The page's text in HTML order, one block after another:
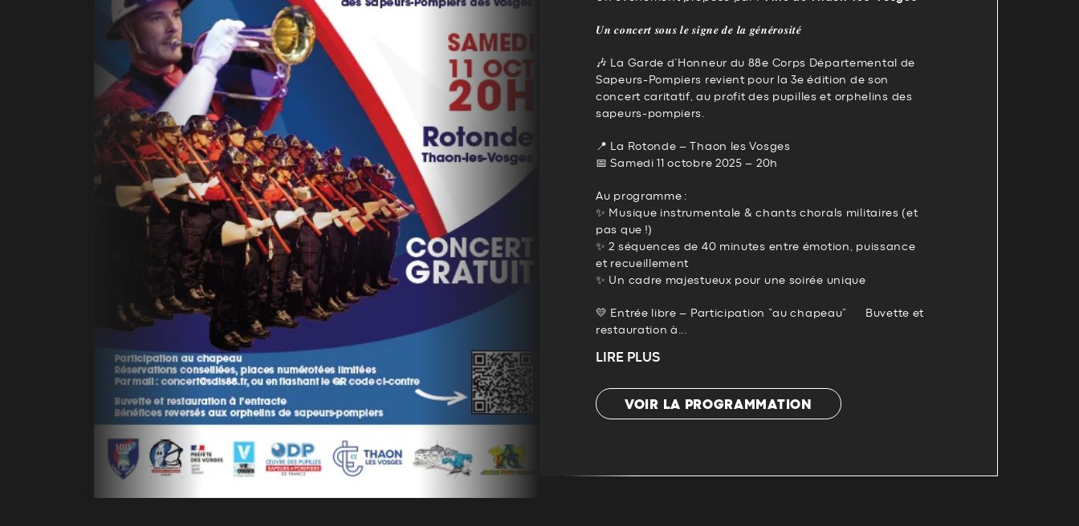
𝑼𝒏 𝒄𝒐𝒏𝒄𝒆𝒓𝒕 𝒔𝒐𝒖𝒔 𝒍𝒆 𝒔𝒊𝒈𝒏𝒆 𝒅𝒆 𝒍𝒂 𝒈𝒆́𝒏𝒆́𝒓𝒐𝒔𝒊𝒕𝒆́
🎶 La Garde d’Honneur du 88e Corps Départemental de
Sapeurs-Pompiers revient pour la 3e édition de son
concert caritatif, au profit des pupilles et orphelins des
sapeurs-pompiers.
📍 La Rotonde – Thaon les Vosges
📅 Samedi 11 octobre 2025 – 20h
Au programme :
✨ Musique instrumentale & chants chorals militaires (et
pas que !)
✨ 2 séquences de 40 minutes entre émotion, puissance
et recueillement
✨ Un cadre majestueux pour une soirée unique
💛 Entrée libre – Participation “au chapeau” Buvette et
restauration à...
LIRE PLUS
VOIR LA PROGRAMMATION